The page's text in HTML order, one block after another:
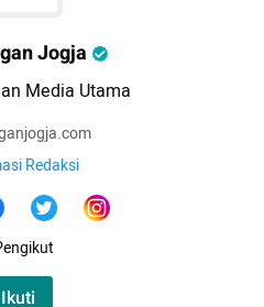
Jogja
Media Utama
Redaksi
Ikuti